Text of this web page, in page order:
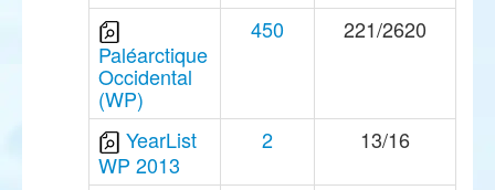
Paléarctique
Occidental
(WP)
450 221/2620
YearList
WP 2013
2 13/16